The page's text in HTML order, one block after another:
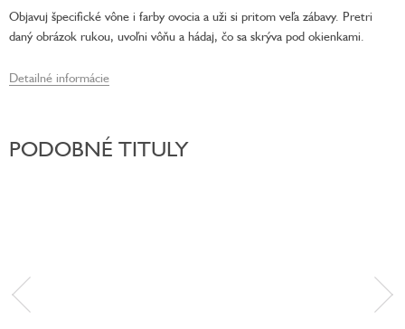
Objavuj špecifické vône i farby ovocia a uži si pritom veľa zábavy. Pretri
daný obrázok rukou, uvoľni vôňu a hádaj, čo sa skrýva pod okienkami.
Detailné informácie
PODOBNÉ TITULY